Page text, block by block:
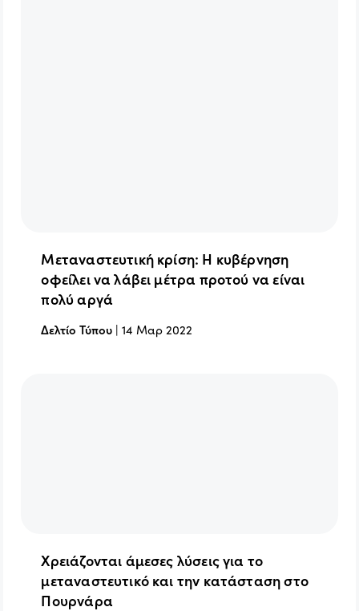
Μεταναστευτική κρίση: Η κυβέρνηση
οφείλει να λάβει μέτρα προτού να είναι
πολύ αργά
Δελτίο Τύπου |14 Μαρ 2022
Χρειάζονται άμεσες λύσεις για το
μεταναστευτικό και την κατάσταση στο
Πουρνάρα